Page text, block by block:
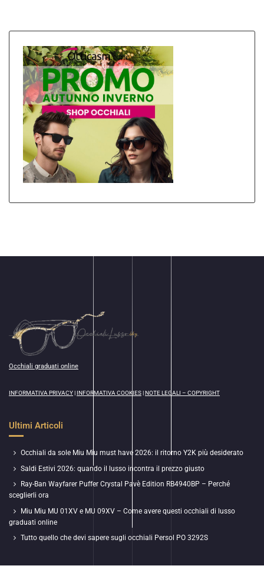
Occhiali graduati online
INFORMATIVA PRIVACY|INFORMATIVA COOKIES|NOTE LEGALI – COPYRIGHT
Ultimi Articoli
Occhiali da sole Miu Miu must have 2026: il ritorno Y2K più desiderato
Saldi Estivi 2026: quando il lusso incontra il prezzo giusto
Ray-Ban Wayfarer Puffer Crystal Pavè Edition RB4940BP – Perché
sceglierli ora
Miu Miu MU 01XV e MU 09XV – Come avere questi occhiali di lusso
graduati online
Tutto quello che devi sapere sugli occhiali Persol PO 3292S